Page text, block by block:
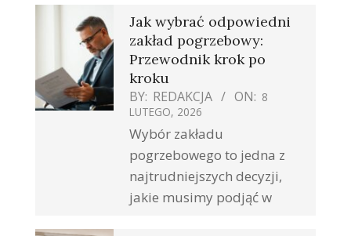
Jak wybrać odpowiedni
zakład pogrzebowy:
Przewodnik krok po
kroku
BY: REDAKCJA ON: 8
LUTEGO, 2026
Wybór zakładu
pogrzebowego to jedna z
najtrudniejszych decyzji,
jakie musimy podjąć w